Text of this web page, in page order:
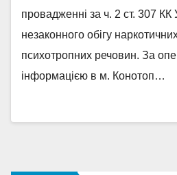
провадженні за ч. 2 ст. 307 КК
незаконного обігу
психотропних речовин. За
інформацією в м. Конотоп…